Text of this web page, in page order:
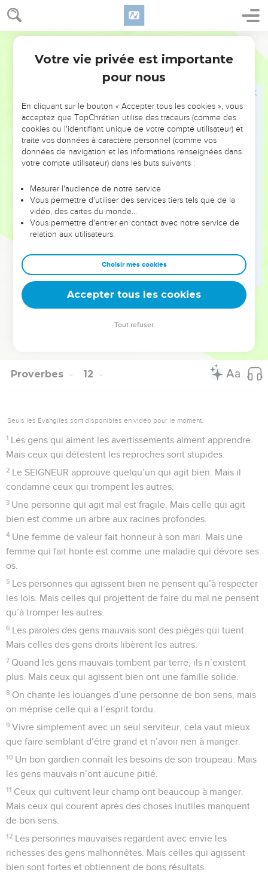
Proverbes 11
qu’à une violente colère.
Certains donnent beaucoup et deviennent plus riches.
D’autres gardent trop pour eux et deviennent pauvres.
Une personne généreuse recevra beaucoup de biens.
Celui qui donne à boire recevra à boire, lui aussi.
Mais celui qui le vend, le peuple le bénit.
Celui qui cherche à bien agir, les gens l’approuvent. Celui
qui cherche à faire le mal connaît le malheur.
Ceux qui comptent sur leur richesse perdent leurs forces.
Mais ceux qui agissent bien se développent comme de
beaux arbres verts.
Ceux qui jettent le trouble dans leur famille récoltent du
vent. Ceux qui sont stupides deviendront esclaves du sage.
Celui qui agit bien est comme un arbre qui donne la vie.
Ceux qui agissent bien reçoivent leur récompense sur la
terre. Alors les gens mauvais et les pécheurs recevront aussi
ce qu’ils méritent !
© Société biblique française – Bibli’O, 2000, avec autorisation. Pour vous procurer
Proverbes 12
Seuls les Évangiles sont disponibles en vidéo pour le moment.
1 Les gens qui aiment les avertissements aiment apprendre.
Mais ceux qui détestent les reproches sont stupides.
2 Le SEIGNEUR approuve quelqu’un qui agit bien. Mais il
condamne ceux qui trompent les autres.
3 Une personne qui agit mal est fragile. Mais celle qui agit
bien est comme un arbre aux racines profondes.
4 Une femme de valeur fait honneur à son mari. Mais une
femme qui fait honte est comme une maladie qui dévore ses
os.
5 Les personnes qui agissent bien ne pensent qu’à respecter
les lois. Mais celles qui projettent de faire du mal ne pensent
qu’à tromper les autres.
6 Les paroles des gens mauvais sont des pièges qui tuent.
Mais celles des gens droits libèrent les autres.
7 Quand les gens mauvais tombent par terre, ils n’existent
plus. Mais ceux qui agissent bien ont une famille solide.
8 On chante les louanges d’une personne de bon sens, mais
on méprise celle qui a l’esprit tordu.
9 Vivre simplement avec un seul serviteur, cela vaut mieux
que faire semblant d’être grand et n’avoir rien à manger.
10 Un bon gardien connaît les besoins de son troupeau. Mais
les gens mauvais n’ont aucune pitié.
11 Ceux qui cultivent leur champ ont beaucoup à manger.
Mais ceux qui courent après des choses inutiles manquent
de bon sens.
12 Les personnes mauvaises regardent avec envie les
richesses des gens malhonnêtes. Mais celles qui agissent
bien sont fortes et obtiennent de bons résultats.
Votre vie privée est importante
pour nous
En cliquant sur le bouton « Accepter tous les cookies », vous
acceptez que TopChrétien utilise des traceurs (comme des
cookies ou l'identifiant unique de votre compte utilisateur) et
traite vos données à caractère personnel (comme vos
données de navigation et les informations renseignées dans
votre compte utilisateur) dans les buts suivants :
Mesurer l'audience de notre service
Vous permettre d'utiliser des services tiers tels que de la
vidéo, des cartes du monde…
Vous permettre d'entrer en contact avec notre service de
relation aux utilisateurs.
Choisir mes cookies
Accepter tous les cookies
Tout refuser